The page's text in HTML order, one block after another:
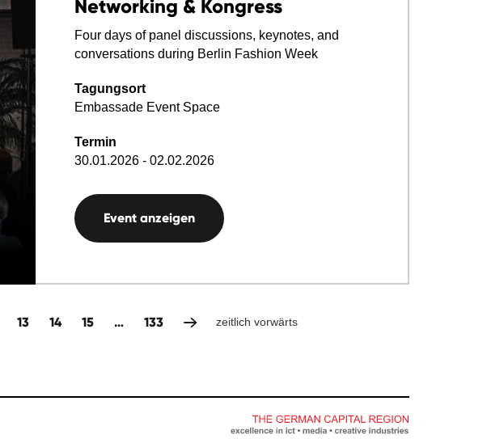
Networking & Kongress
Four days of panel discussions, keynotes, and
conversations during Berlin Fashion Week
Tagungsort
Embassade Event Space
Termin
30.01.2026 - 02.02.2026
Event anzeigen
13 14 15 … 133 zeitlich vorwärts